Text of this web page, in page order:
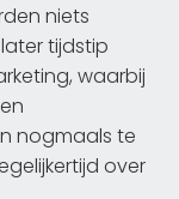
niets
tijdstip
waarbij
nogmaals te
over